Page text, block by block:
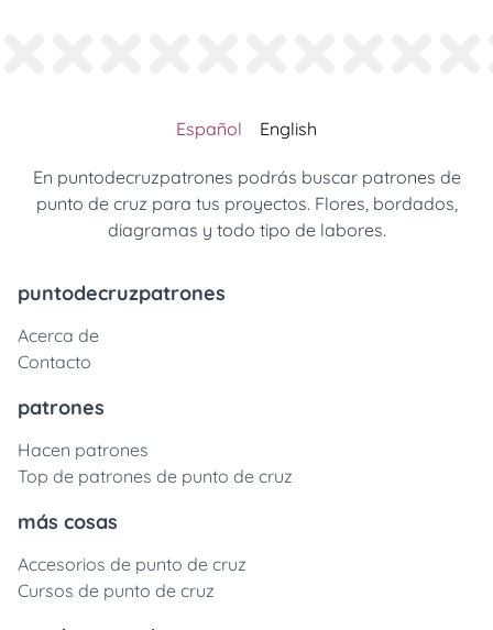
Español English
En puntodecruzpatrones podrás buscar patrones de
punto de cruz para tus proyectos. Flores, bordados,
diagramas y todo tipo de labores.
puntodecruzpatrones
Acerca de
Contacto
patrones
Hacen patrones
Top de patrones de punto de cruz
más cosas
Accesorios de punto de cruz
Cursos de punto de cruz